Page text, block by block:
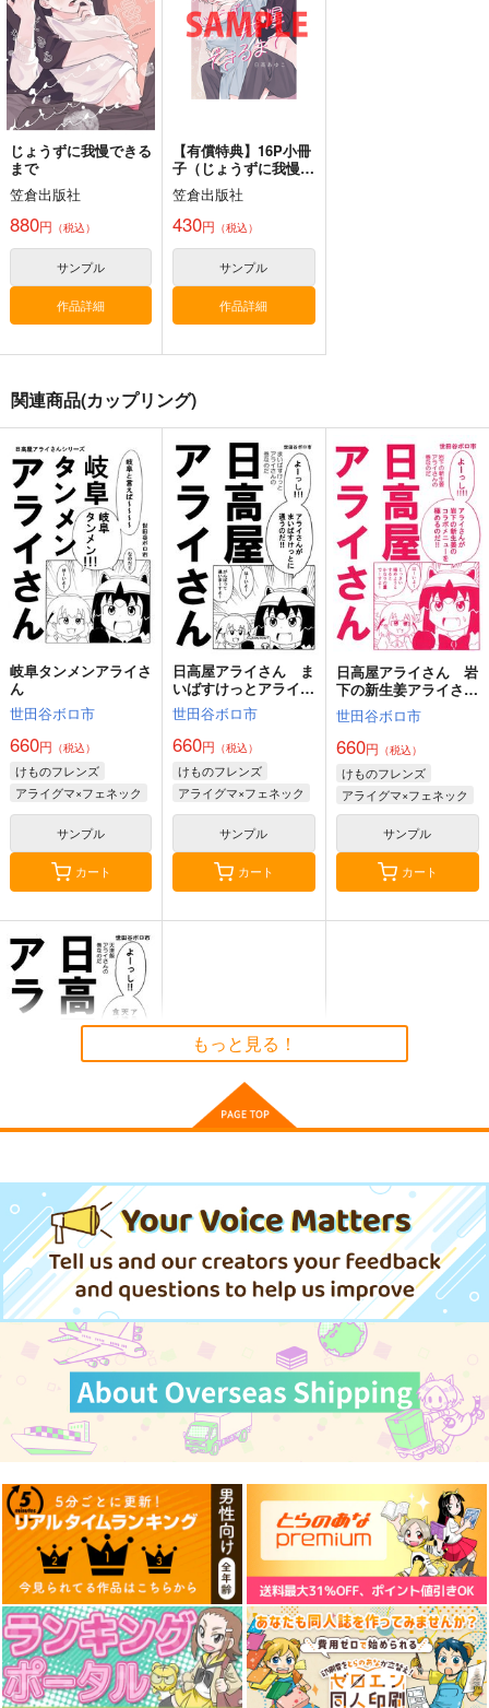
660円（税込）
アライグマ×フェネック
サンプル
作品詳細
660円（税込）
井芹仁菜×河原木桃香
サンプル
ボロディンJr奮戦記４
1,100 円（税込）
ヴィクトール・ボロディ
ン
サンプル
作品詳細
カンプグルッペ黒森峰
四等兵と愉快な仲間た
ち
700円 （税込）
逸見エリカ
サンプル
作品詳細
究！
ネギカンパネラ
550 （税込）
信
サンプル
作品詳細
大盛りパスタと箱中華
787円 （税込）
サンプル
作品詳細
じょうずに我慢できる
まで
笠倉出版社
880円 （税込）
サンプル
作品詳細
【有償特典】16P小冊
子（じょうずに我慢で
きるまで）
笠倉出版社
430円 （税込）
サンプル
作品詳細
関連商品(カップリング)
岐阜タンメンアライさ
ん
世田谷ボロ市
660円 （税込）
けものフレンズ
アライグマ×フェネック
サンプル
カート
日高屋アライさん ま
いばすけっとアライさ
んの巻
世田谷ボロ市
660円 （税込）
けものフレンズ
アライグマ×フェネック
サンプル
カート
日高屋アライさん 岩
下の新生姜アライさん
の巻
世田谷ボロ市
660円 （税込）
けものフレンズ
アライグマ×フェネック
サンプル
カート
津飯アライさんの巻
世田谷ボロ市
660円（税込）
けものフレンズ
アライグマ×フェネック
サンプル
カート
もっと見る！